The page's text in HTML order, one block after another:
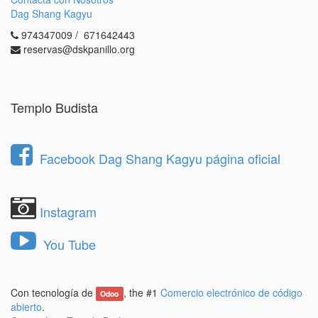
1.- Revisa las
normas generales.
2.- Rellena elformulario aquí
Posteriormente, la Junta directiva le comunicará a
Dag Shang Kagyu
974347009 / 671642443
reservas@dskpanillo.org
Templo Budista
Facebook Dag Shang Kagyu página oficial
Instagram
You Tube
Con tecnología de Odoo , the #1 Comercio electrónico de código
abierto.